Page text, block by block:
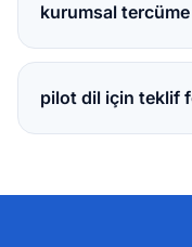
kurumsal
pilot dil için teklif